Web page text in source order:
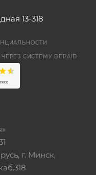
13-318
СИСТЕМУ BEPAID
г. Минск,